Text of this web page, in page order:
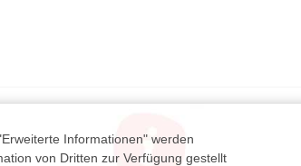
Informationen" werden
von Dritten zur Verfügung gestellt